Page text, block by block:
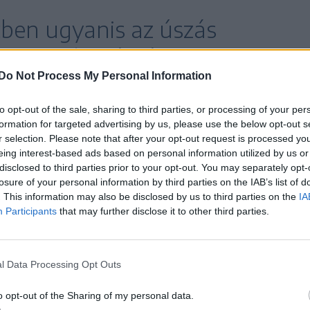
Do Not Process My Personal Information
opt-out of the sale, sharing to third parties, or processing of your
for targeted advertising by us, please use the below opt-out
selection. Please note that after your opt-out request is processed
interest-based ads based on personal information utilized by us
to third parties prior to your opt-out. You may separately
of your personal information by third parties on the IAB’s list of
This information may also be disclosed by us to third parties on the
Participants that may further disclose it to other third parties.
Data Processing Opt Outs
opt-out of the Sharing of my personal data.
ugyanis az úszás
számára nem
lehetőség.
és különféle tanfolyamok állnak
soha nem jut el olyan helyre, ahol
úszni. Pedig az úszás nem csupán
önbizalmat,